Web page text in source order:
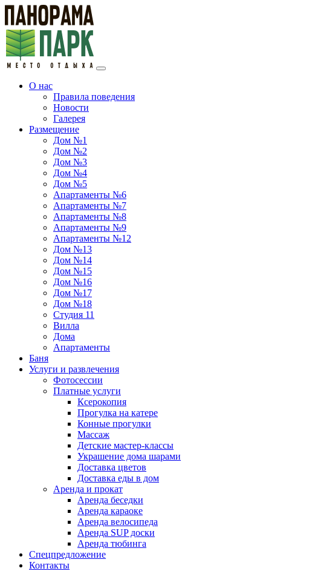
О нас
Правила поведения
Новости
Галерея
Размещение
Дом №1
Дом №2
Дом №3
Дом №4
Дом №5
Апартаменты №6
Апартаменты №7
Апартаменты №8
Апартаменты №9
Апартаменты №12
Дом №13
Дом №14
Дом №15
Дом №16
Дом №17
Дом №18
Студия 11
Вилла
Дома
Апартаменты
Баня
Услуги и развлечения
Фотосессии
Платные услуги
Ксерокопия
Прогулка на катере
Конные прогулки
Массаж
Детские мастер-классы
Украшение дома шарами
Доставка цветов
Доставка еды в дом
Аренда и прокат
Аренда беседки
Аренда караоке
Аренда велосипеда
Аренда SUP доски
Аренда тюбинга
Спецпредложение
Контакты